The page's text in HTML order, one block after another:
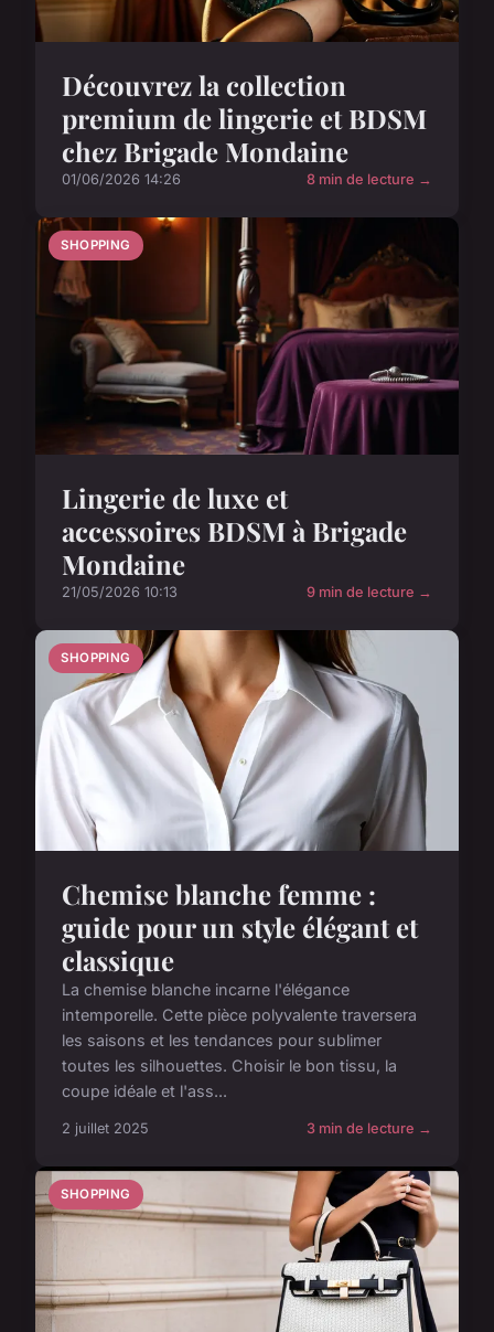
Découvrez la collection
premium de lingerie et BDSM
chez Brigade Mondaine
01/06/2026 14:26 8 min de lecture →
SHOPPING
Lingerie de luxe et
accessoires BDSM à Brigade
Mondaine
21/05/2026 10:13 9 min de lecture →
SHOPPING
Chemise blanche femme :
guide pour un style élégant et
classique
La chemise blanche incarne l'élégance
intemporelle. Cette pièce polyvalente traversera
les saisons et les tendances pour sublimer
toutes les silhouettes. Choisir le bon tissu, la
coupe idéale et l'ass...
2 juillet 2025 3 min de lecture →
SHOPPING